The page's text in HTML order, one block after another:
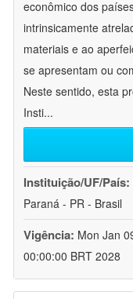
econômico dos
intrinsicamente
materiais e ao
se apresentam ou
Neste sentido, esta
Insti...
Instituição/UF/País:
Paraná - PR - Brasil
Vigência: Mon Jan
00:00:00 BRT 2028